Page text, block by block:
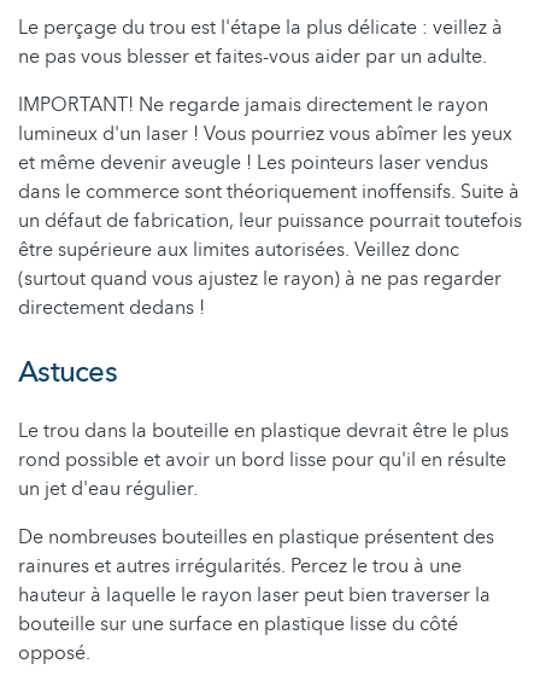
Le perçage du trou est l'étape la plus délicate : veillez à
ne pas vous blesser et faites-vous aider par un adulte.
IMPORTANT! Ne regarde jamais directement le rayon
lumineux d'un laser ! Vous pourriez vous abîmer les yeux
et même devenir aveugle ! Les pointeurs laser vendus
dans le commerce sont théoriquement inoffensifs. Suite à
un défaut de fabrication, leur puissance pourrait toutefois
être supérieure aux limites autorisées. Veillez donc
(surtout quand vous ajustez le rayon) à ne pas regarder
directement dedans !
Astuces
Le trou dans la bouteille en plastique devrait être le plus
rond possible et avoir un bord lisse pour qu'il en résulte
un jet d'eau régulier.
De nombreuses bouteilles en plastique présentent des
rainures et autres irrégularités. Percez le trou à une
hauteur à laquelle le rayon laser peut bien traverser la
bouteille sur une surface en plastique lisse du côté
opposé.